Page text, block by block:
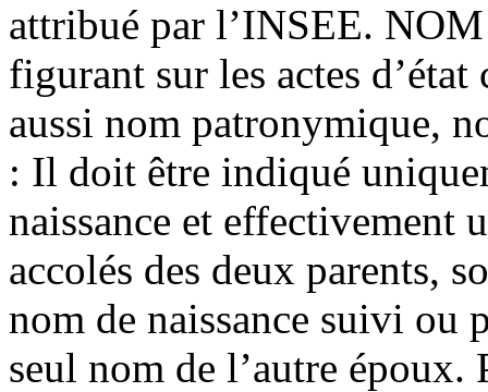
attribué par l’INSEE.
figurant sur les actes
aussi nom patronymique,
: Il doit être indiqué
naissance et effectivement
accolés des deux parents,
nom de naissance suivi ou
seul nom de l’autre